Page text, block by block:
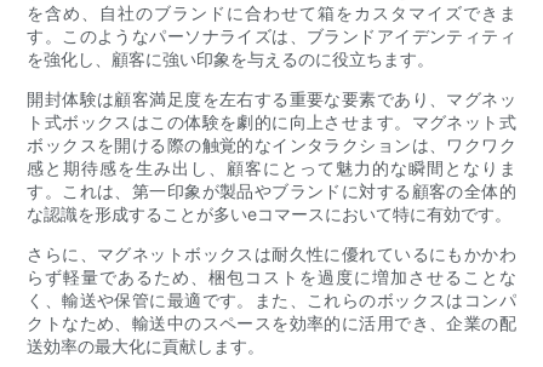
を含め、自社のブランドに合わせて箱をカスタマイズできま
す。このようなパーソナライズは、ブランドアイデンティティ
を強化し、顧客に強い印象を与えるのに役立ちます。
開封体験は顧客満足度を左右する重要な要素であり、マグネッ
ト式ボックスはこの体験を劇的に向上させます。マグネット式
ボックスを開ける際の触覚的なインタラクションは、ワクワク
感と期待感を生み出し、顧客にとって魅力的な瞬間となりま
す。これは、第一印象が製品やブランドに対する顧客の全体的
な認識を形成することが多いeコマースにおいて特に有効です。
さらに、マグネットボックスは耐久性に優れているにもかかわ
らず軽量であるため、梱包コストを過度に増加させることな
く、輸送や保管に最適です。また、これらのボックスはコンパ
クトなため、輸送中のスペースを効率的に活用でき、企業の配
送効率の最大化に貢献します。